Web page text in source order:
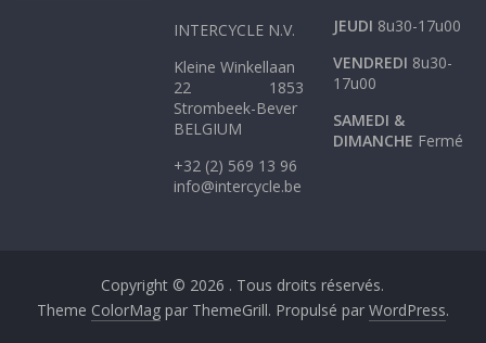
INTERCYCLE N.V.
Kleine Winkellaan
22 1853
Strombeek-Bever
BELGIUM
+32 (2) 569 13 96
info@intercycle.be
JEUDI 8u30-17u00
VENDREDI 8u30-
17u00
SAMEDI &
DIMANCHE Fermé
Copyright © 2026 . Tous droits réservés.
Theme ColorMagpar ThemeGrill. Propulsé par WordPress.